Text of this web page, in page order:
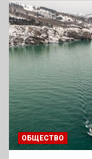
ОБЩЕСТВО